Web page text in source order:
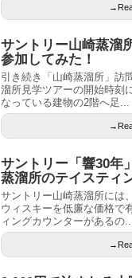
サントリー山崎蒸溜
参加してみた！
引き続き「山崎蒸溜所」訪
溜所見学ツアーの開始時刻
なっている建物の2階へ足...
サントリー「響30年
蒸溜所のテイスティ
サントリー山崎蒸溜所には
ウィスキーを低廉な価格で
ィングカウンターがあるの